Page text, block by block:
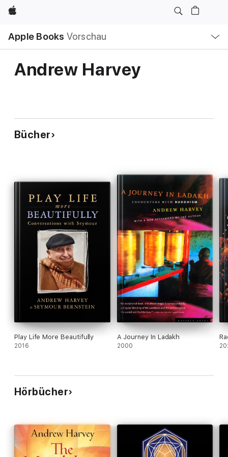
Apple
Apple Books Vorschau
Navigation
Menü
öffnen
Andrew Harvey
Bücher
Play Life More Beautifully
2016
A Journey In Ladakh
2000
Hörbücher